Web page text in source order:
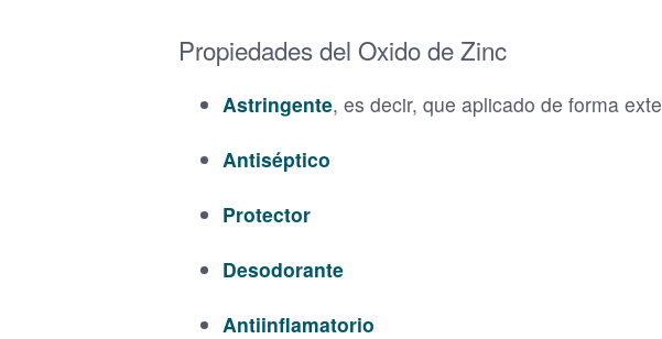
Propiedades del Oxido de Zinc
Astringente, es decir, que aplicado de forma
Antiséptico
Protector
Desodorante
Antiinflamatorio